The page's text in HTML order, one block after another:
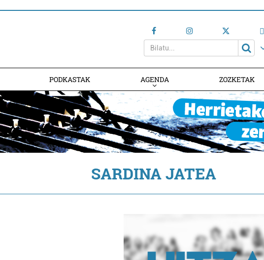
PODKASTAK AGENDA ZOZKETAK
SARDINA JATEA